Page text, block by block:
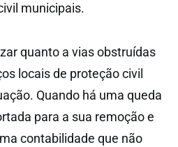
municipais.
quanto a vias obstruídas
locais de proteção civil
Quando há uma queda
para a sua remoção e
contabilidade que não